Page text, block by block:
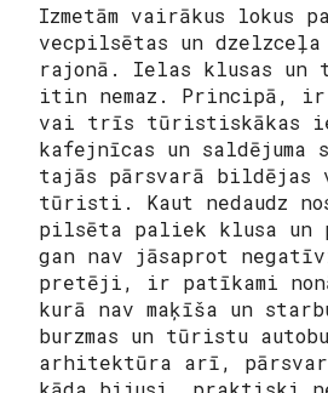
Izmetām vairākus lokus
vecpilsētas un
rajonā. Ielas klusas un
itin nemaz. Principā, ir
vai trīs tūristiskākas
kafejnīcas un
tajās pārsvarā bildējas
tūristi. Kaut nedaudz
pilsēta paliek klusa un
gan nav jāsaprot
pretēji, ir patīkami
kurā nav maķīša un
burzmas un tūristu
arhitektūra arī,